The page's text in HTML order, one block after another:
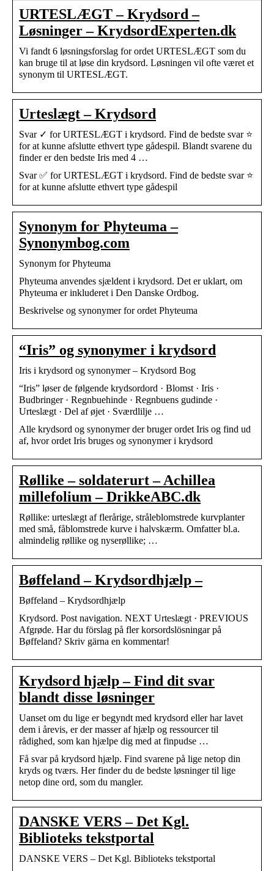
URTESLÆGT – Krydsord –
Løsninger – KrydsordExperten.dk
Vi fandt 6 løsningsforslag for ordet URTESLÆGT som du
kan bruge til at løse din krydsord. Løsningen vil ofte været et
synonym til URTESLÆGT.
Urteslægt – Krydsord
Svar ✓ for URTESLÆGT i krydsord. Find de bedste svar ⭐
for at kunne afslutte ethvert type gådespil. Blandt svarene du
finder er den bedste Iris med 4 …
Svar ✅ for URTESLÆGT i krydsord. Find de bedste svar ⭐
for at kunne afslutte ethvert type gådespil
Synonym for Phyteuma –
Synonymbog.com
Synonym for Phyteuma
Phyteuma anvendes sjældent i krydsord. Det er uklart, om
Phyteuma er inkluderet i Den Danske Ordbog.
Beskrivelse og synonymer for ordet Phyteuma
“Iris” og synonymer i krydsord
Iris i krydsord og synonymer – Krydsord Bog
“Iris” løser de følgende krydsordord · Blomst · Iris ·
Budbringer · Regnbuehinde · Regnbuens gudinde ·
Urteslægt · Del af øjet · Sværdlilje …
Alle krydsord og synonymer der bruger ordet Iris og find ud
af, hvor ordet Iris bruges og synonymer i krydsord
Røllike – soldaterurt – Achillea
millefolium – DrikkeABC.dk
Røllike: urteslægt af flerårige, stråleblomstrede kurvplanter
med små, fåblomstrede kurve i halvskærm. Omfatter bl.a.
almindelig røllike og nyserøllike; …
Bøffeland – Krydsordhjælp –
Bøffeland – Krydsordhjælp
Krydsord. Post navigation. NEXT Urteslægt · PREVIOUS
Afgrøde. Har du förslag på fler korsordslösningar på
Bøffeland? Skriv gärna en kommentar!
Krydsord hjælp – Find dit svar
blandt disse løsninger
Uanset om du lige er begyndt med krydsord eller har lavet
dem i årevis, er der masser af hjælp og ressourcer til
rådighed, som kan hjælpe dig med at finpudse …
Få svar på krydsord hjælp. Find svarene på lige netop din
kryds og tværs. Her finder du de bedste løsninger til lige
netop dine ord, som du mangler.
DANSKE VERS – Det Kgl.
Biblioteks tekstportal
DANSKE VERS – Det Kgl. Biblioteks tekstportal